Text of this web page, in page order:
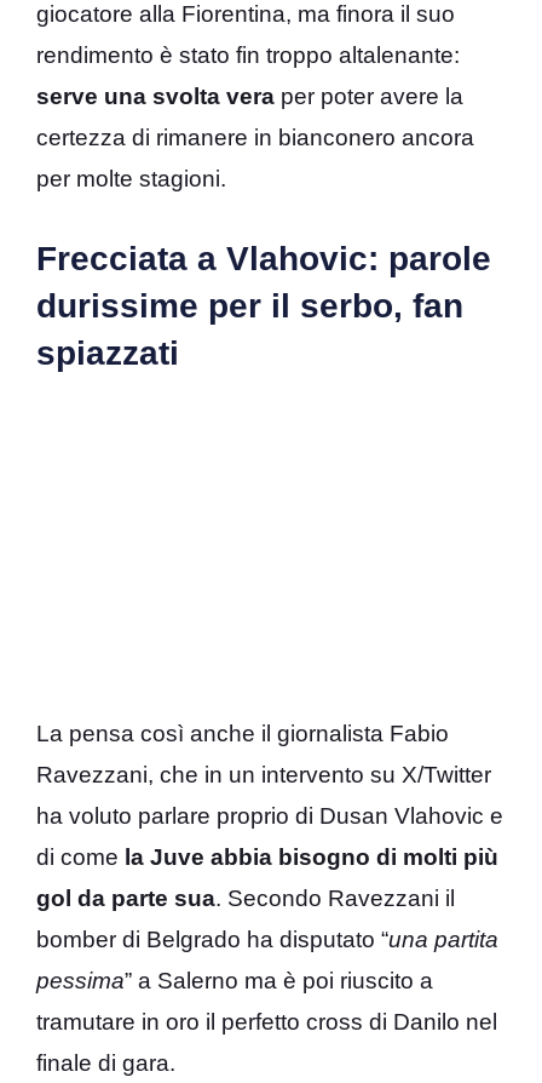
giocatore alla Fiorentina, ma finora il suo
rendimento è stato fin troppo altalenante:
serve una svolta vera per poter avere la
certezza di rimanere in bianconero ancora
per molte stagioni.
Frecciata a Vlahovic: parole
durissime per il serbo, fan
spiazzati
La pensa così anche il giornalista Fabio
Ravezzani, che in un intervento su X/Twitter
ha voluto parlare proprio di Dusan Vlahovic e
di come la Juve abbia bisogno di molti più
gol da parte sua. Secondo Ravezzani il
bomber di Belgrado ha disputato “una partita
pessima” a Salerno ma è poi riuscito a
tramutare in oro il perfetto cross di Danilo nel
finale di gara.